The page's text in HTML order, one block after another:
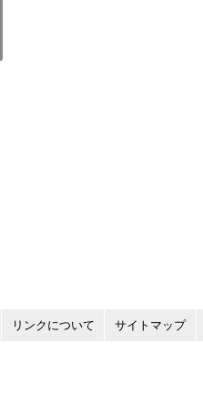
リンクについて サイトマップ